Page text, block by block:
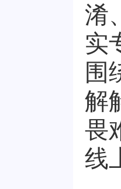
淆
实
围
解
畏
线